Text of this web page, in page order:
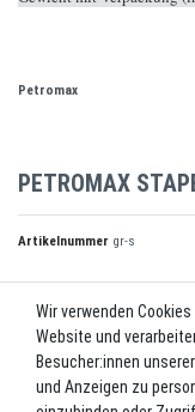
Petromax
PETROMAX
Artikelnummer gr-s
UVP 24,99 €
22,49 EUR*
Wir verwenden
Website und
Besucher:innen
und Anzeigen zu